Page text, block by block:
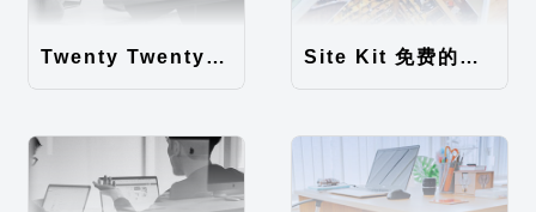
Twenty Twenty-Five 免费的WordPress内容主题 Site Kit 免费的WordPress数据统计插件